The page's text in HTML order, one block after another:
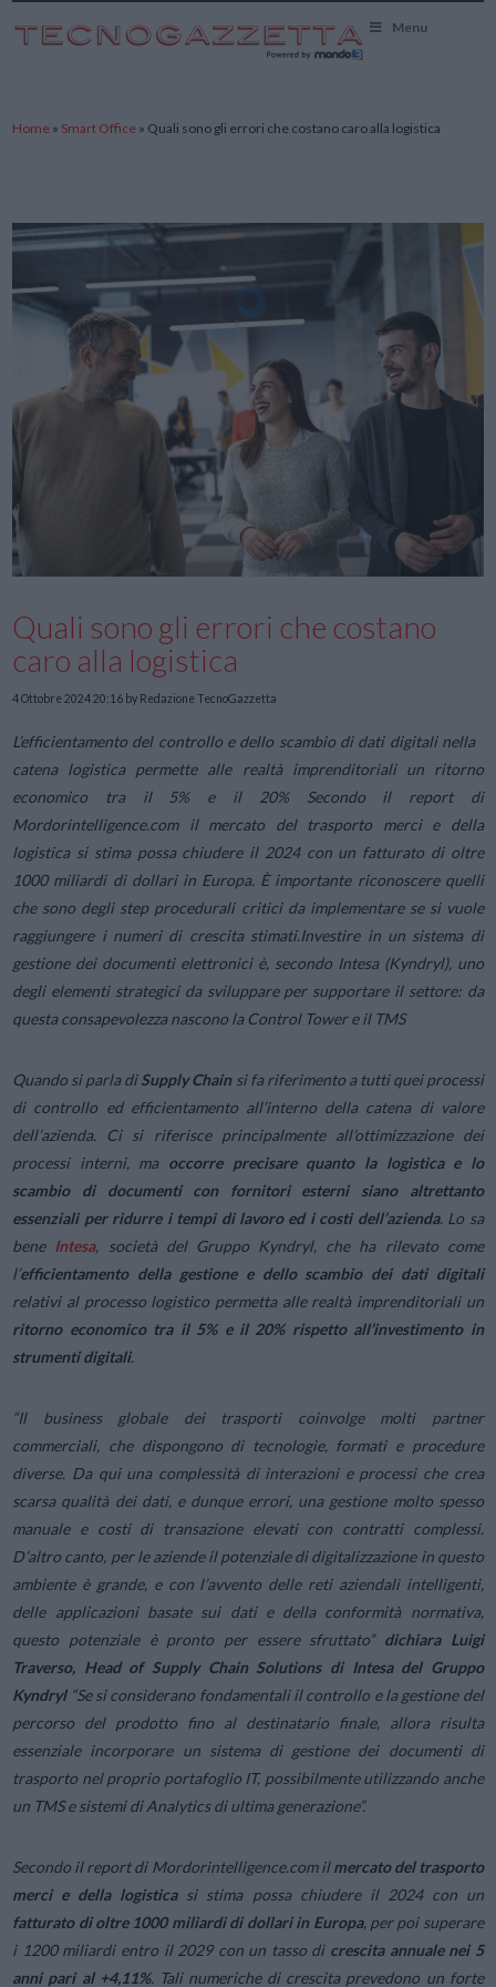
Menu
Home » Smart Office » Quali sono gli errori che costano caro alla logistica
Quali sono gli errori che costano
caro alla logistica
4 Ottobre 2024 20:16 by Redazione TecnoGazzetta
L’efficientamento del controllo e dello scambio di dati digitali nella
catena logistica permette alle realtà imprenditoriali un ritorno
economico tra il 5% e il 20% Secondo il report di
Mordorintelligence.com il mercato del trasporto merci e della
logistica si stima possa chiudere il 2024 con un fatturato di oltre
1000 miliardi di dollari in Europa. È importante riconoscere quelli
che sono degli step procedurali critici da implementare se si vuole
raggiungere i numeri di crescita stimati.Investire in un sistema di
gestione dei documenti elettronici è, secondo Intesa (Kyndryl), uno
degli elementi strategici da sviluppare per supportare il settore: da
questa consapevolezza nascono la Control Tower e il TMS
Quando si parla diSupply Chainsi fa riferimento a tutti quei processi
di controllo ed efficientamento all’interno della catena di valore
dell’azienda. Ci si riferisce principalmente all’ottimizzazione dei
processi interni, ma occorre precisare quanto la logistica e lo
scambio di documenti con fornitori esterni siano altrettanto
essenziali per ridurre i tempi di lavoro ed i costi dell’azienda. Lo sa
bene Intesa, società del Gruppo Kyndryl, che ha rilevato come
l’efficientamento della gestione e dello scambio dei dati digitali
relativi al processo logistico permetta alle realtà imprenditoriali un
ritorno economico tra il 5% e il 20% rispetto all’investimento in
strumenti digitali.
“Il business globale dei trasporti coinvolge molti partner
commerciali, che dispongono di tecnologie, formati e procedure
diverse. Da qui una complessità di interazioni e processi che crea
scarsa qualità dei dati, e dunque errori, una gestione molto spesso
manuale e costi di transazione elevati con contratti complessi.
D’altro canto, per le aziende il potenziale di digitalizzazione in questo
ambiente è grande, e con l’avvento delle reti aziendali intelligenti,
delle applicazioni basate sui dati e della conformità normativa,
questo potenziale è pronto per essere sfruttato” dichiara Luigi
Traverso, Head of Supply Chain Solutions di Intesa del Gruppo
Kyndryl“Se si considerano fondamentali il controllo e la gestione del
percorso del prodotto fino al destinatario finale, allora risulta
essenziale incorporare un sistema di gestione dei documenti di
trasporto nel proprio portafoglio IT, possibilmente utilizzando anche
un TMS e sistemi di Analytics di ultima generazione”.
Secondo il report di Mordorintelligence.com ilmercato del trasporto
merci e della logistica si stima possa chiudere il 2024 con un
fatturato di oltre 1000 miliardi di dollari in Europa, per poi superare
i 1200 miliardi entro il 2029 con un tasso di crescita annuale nei 5
anni pari al +4,11%. Tali numeriche di crescita prevedono un forte